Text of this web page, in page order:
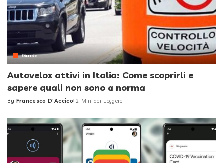
Guide
Autovelox attivi in Italia: Come scoprirli e
sapere quali non sono a norma
Posted
By Francesco D'Accico 2 Min per Leggere